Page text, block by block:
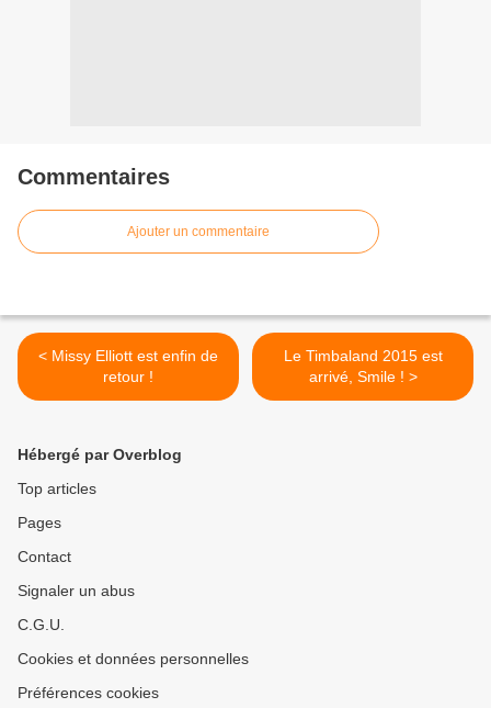
Commentaires
Ajouter un commentaire
< Missy Elliott est enfin de
retour !
Le Timbaland 2015 est
arrivé, Smile ! >
Hébergé par Overblog
Top articles
Pages
Contact
Signaler un abus
C.G.U.
Cookies et données personnelles
Préférences cookies